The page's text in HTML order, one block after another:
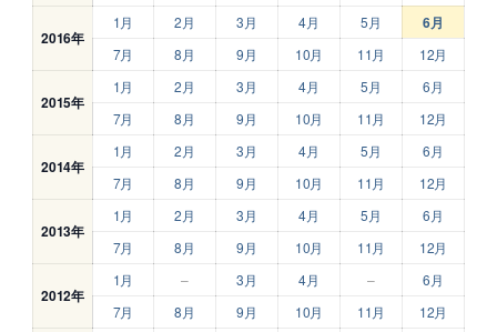
2016年
1月 2月 3月 4月 5月 6月
7月 8月 9月 10月 11月 12月
2015年
1月 2月 3月 4月 5月
6月
7月
8月 9月 10月 11月 12月
2014年
1月 2月 3月 4月 5月
6月
7月
8月 9月 10月 11月 12月
2013年
1月 2月 3月 4月 5月
6月
7月
8月 9月 10月 11月 12月
2012年
1月 – 3月 4月 –
6月
7月
8月 9月 10月 11月 12月